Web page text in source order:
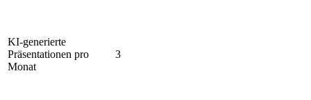
KI-generierte
Präsentationen pro
Monat
3